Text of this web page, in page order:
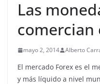
Las
comercian
mayo 2, 2014 Alberto
El mercado Forex es el
y más líquido a nivel